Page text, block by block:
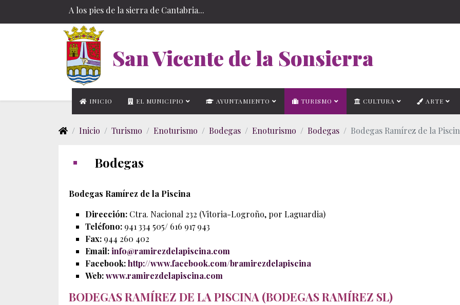
A los pies de la sierra de Cantabria...
San Vicente de la Sonsierra
INICIO EL MUNICIPIO AYUNTAMIENTO TURISMO CULTURA ARTE
Inicio Turismo Enoturismo Bodegas Enoturismo Bodegas Bodegas Ramírez de la
Bodegas
Bodegas Ramírez de la Piscina
Dirección: Ctra. Nacional 232 (Vitoria-Logroño, por Laguardia)
Teléfono: 941 334 505/ 616 917 943
Fax: 944 260 402
Email:info@ramirezdelapiscina.com
Facebook:http://www.facebook.com/bramirezdelapiscina
Web:www.ramirezdelapiscina.com
BODEGAS RAMÍREZ DE LA PISCINA (BODEGAS RAMÍREZ SL)